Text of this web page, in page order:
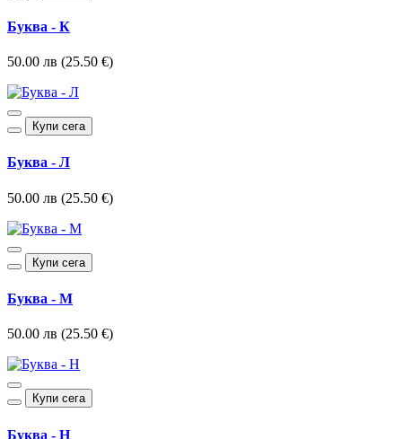
Буква - К
50.00 лв (25.50 €)
Купи сега
Буква - Л
50.00 лв (25.50 €)
Купи сега
Буква - М
50.00 лв (25.50 €)
Купи сега
Буква - Н